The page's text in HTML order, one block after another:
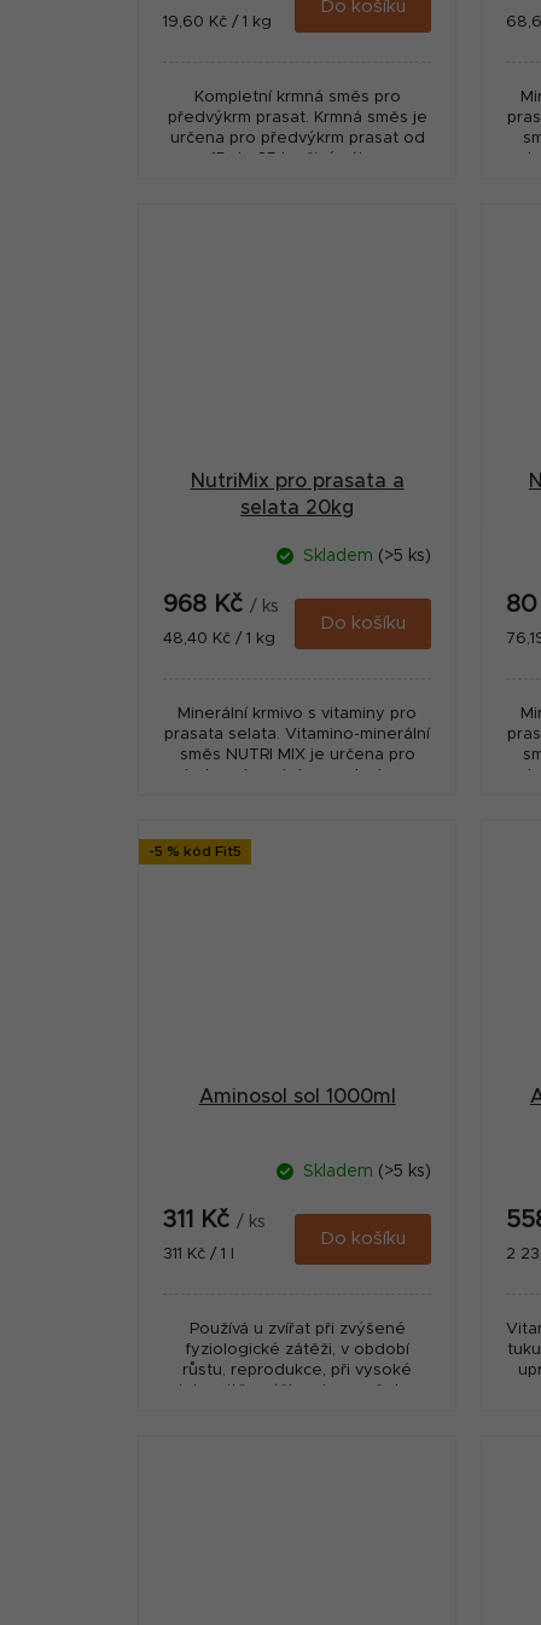
Měrná
19,60 Kč / 1 kg
Do košíku
Kompletní krmná směs pro
předvýkrm prasat. Krmná směs je
určena pro předvýkrm prasat od
NutriMix pro prasata a
selata 20kg
Skladem (>5 ks)
968 Kč / ks
Měrná
48,40 Kč / 1 kg
Do košíku
Minerální krmivo s vitaminy pro
prasata selata. Vitamino-minerální
směs NUTRI MIX je určena pro
drobnochovatele a malochovy.
80
-5 % kód Fit5
Aminosol sol 1000ml
Skladem (>5 ks)
311 Kč / ks
Měrná
311 Kč / 1 l
Do košíku
Používá u zvířat při zvýšené
fyziologické zátěži, v období
růstu, reprodukce, při vysoké
intenzitě snášky, stresu všeho
2